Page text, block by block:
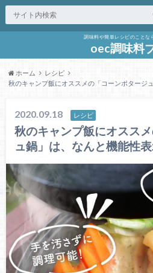
調味料や簡単レシピのことな
oec調味料
ホーム
レシピ
秋のキャンプ飯にオススメの「コーンポタージ
2020.09.18 レシピ
秋のキャンプ飯にオスス
ュ鍋」は、なんと機能性表